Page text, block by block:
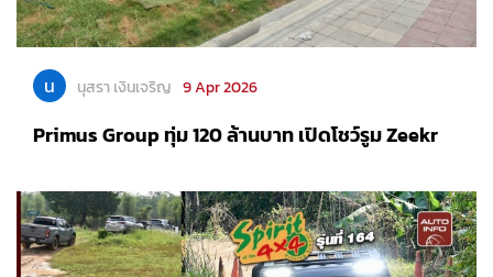
น นุสรา เงินเจริญ 9 Apr 2026
Primus Group ทุ่ม 120 ล้านบาท เปิดโชว์รูม Zeekr